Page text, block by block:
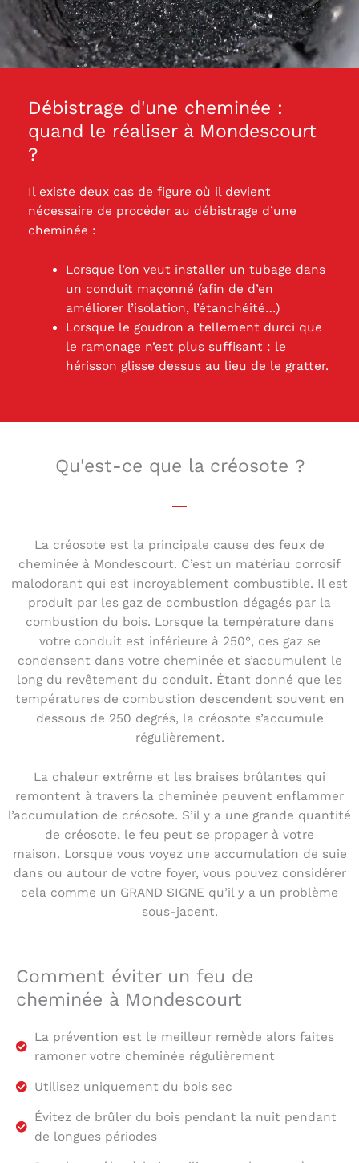
Débistrage d'une cheminée :
quand le réaliser à Mondescourt
?
Il existe deux cas de figure où il devient
nécessaire de procéder au débistrage d’une
cheminée :
Lorsque l’on veut installer un tubage dans
un conduit maçonné (afin de d’en
améliorer l’isolation, l’étanchéité…)
Lorsque le goudron a tellement durci que
le ramonage n’est plus suffisant : le
hérisson glisse dessus au lieu de le gratter.
Qu'est-ce que la créosote ?
La créosote est la principale cause des feux de
cheminée à Mondescourt. C’est un matériau corrosif
malodorant qui est incroyablement combustible. Il est
produit par les gaz de combustion dégagés par la
combustion du bois. Lorsque la température dans
votre conduit est inférieure à 250°, ces gaz se
condensent dans votre cheminée et s’accumulent le
long du revêtement du conduit. Étant donné que les
températures de combustion descendent souvent en
dessous de 250 degrés, la créosote s’accumule
régulièrement.
La chaleur extrême et les braises brûlantes qui
remontent à travers la cheminée peuvent enflammer
l’accumulation de créosote. S’il y a une grande quantité
de créosote, le feu peut se propager à votre
maison. Lorsque vous voyez une accumulation de suie
dans ou autour de votre foyer, vous pouvez considérer
cela comme un GRAND SIGNE qu’il y a un problème
sous-jacent.
Comment éviter un feu de
cheminée à Mondescourt
La prévention est le meilleur remède alors faites
ramoner votre cheminée régulièrement
Utilisez uniquement du bois sec
Évitez de brûler du bois pendant la nuit pendant
de longues périodes